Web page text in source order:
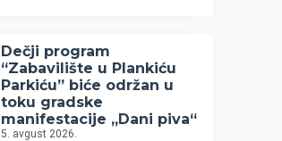
Dečji program
“Zabavilište u Plankiću
Parkiću” biće održan u
toku gradske
manifestacije „Dani piva“
5. avgust 2026.